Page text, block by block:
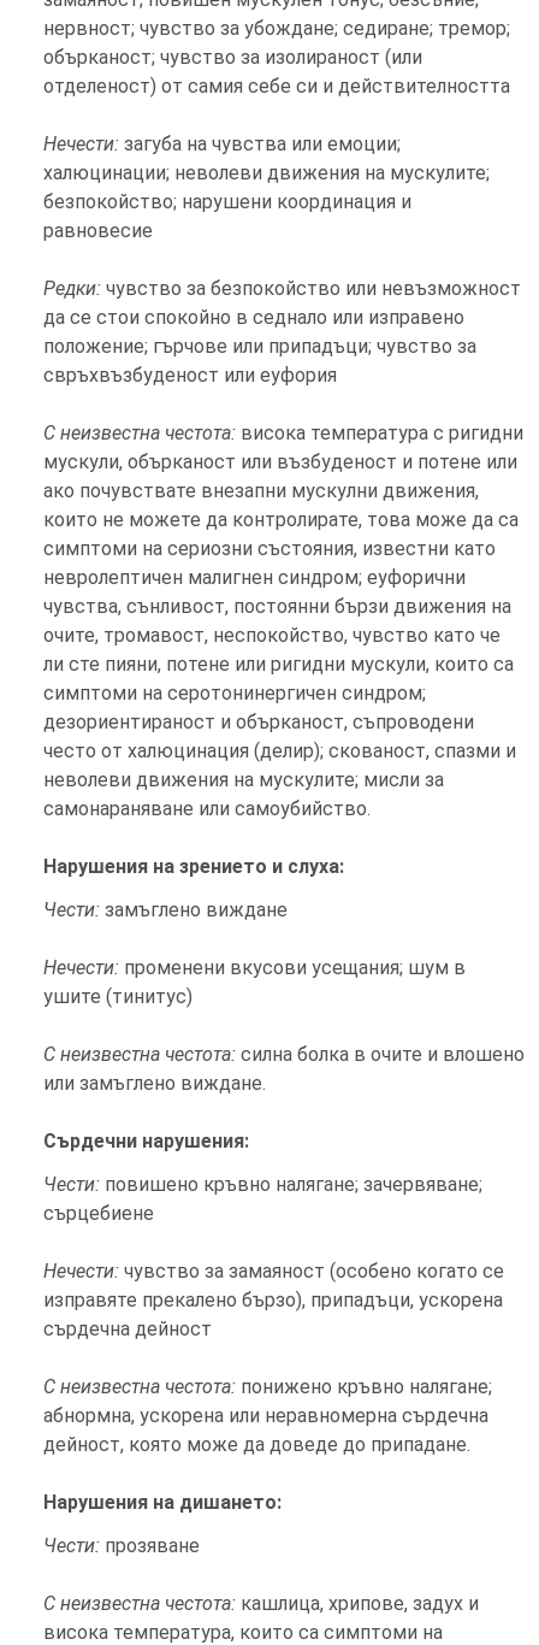
нервност; чувство за убождане; седиране; тремор;
обърканост; чувство за изолираност (или
отделеност) от самия себе си и действителността
Нечести: загуба на чувства или емоции;
халюцинации; неволеви движения на мускулите;
безпокойство; нарушени координация и
равновесие
Редки: чувство за безпокойство или невъзможност
да се стои спокойно в седнало или изправено
положение; гърчове или припадъци; чувство за
свръхвъзбуденост или еуфория
С неизвестна честота: висока температура с ригидни
мускули, обърканост или възбуденост и потене или
ако почувствате внезапни мускулни движения,
които не можете да контролирате, това може да са
симптоми на сериозни състояния, известни като
невролептичен малигнен синдром; еуфорични
чувства, сънливост, постоянни бързи движения на
очите, тромавост, неспокойство, чувство като че
ли сте пияни, потене или ригидни мускули, които са
симптоми на серотонинергичен синдром;
дезориентираност и обърканост, съпроводени
често от халюцинация (делир); скованост, спазми и
неволеви движения на мускулите; мисли за
самонараняване или самоубийство.
Нарушения на зрението и слуха:
Чести: замъглено виждане
Нечести: променени вкусови усещания; шум в
ушите (тинитус)
С неизвестна честота: силна болка в очите и влошено
или замъглено виждане.
Сърдечни нарушения:
Чести: повишено кръвно налягане; зачервяване;
сърцебиене
Нечести: чувство за замаяност (особено когато се
изправяте прекалено бързо), припадъци, ускорена
сърдечна дейност
С неизвестна честота: понижено кръвно налягане;
абнормна, ускорена или неравномерна сърдечна
дейност, която може да доведе до припадане.
Нарушения на дишането:
Чести: прозяване
С неизвестна честота: кашлица, хрипове, задух и
висока температура, които са симптоми на